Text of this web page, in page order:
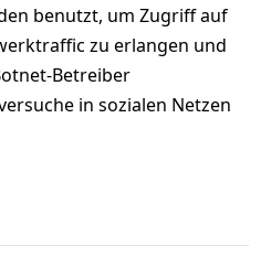
benutzt, um Zugriff auf
zu erlangen und
Betreiber
in sozialen Netzen